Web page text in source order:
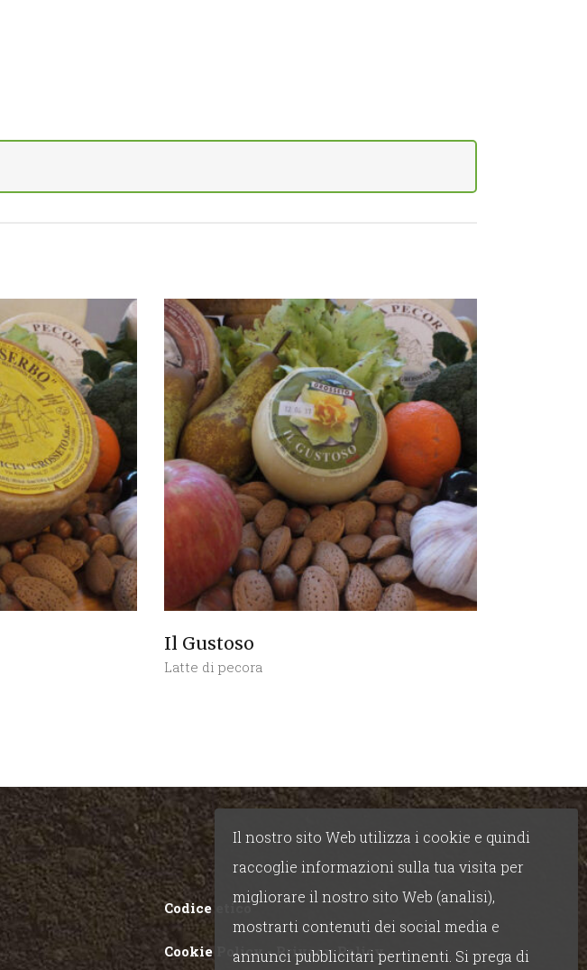
Il Gustoso
Latte di pecora
Codice etico
Cookie Policy-Privacy Policy
Il nostro sito Web utilizza i cookie e quindi
raccoglie informazioni sulla tua visita per
migliorare il nostro sito Web (analisi),
mostrarti contenuti dei social media e
annunci pubblicitari pertinenti. Si prega di